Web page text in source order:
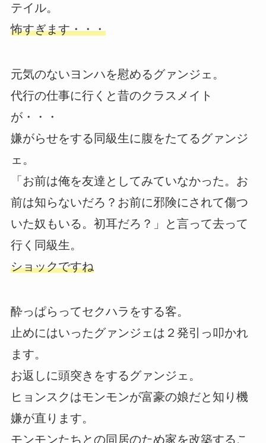
テイル。
怖すぎます・・・
元気のないヨンハを慰めるグァンジェ。
代行の仕事に行くと昔のクラスメイト
が・・・
嫌がらせをする同級生に腹をたてるグァンジ
ェ。
「お前は俺を友達としてみていなかった。お
前は知らないだろ？お前に邪険にされて傷つ
いた奴もいる。初耳だろ？」と言って去って
行く同級生。
ショックですね
酔っぱらってセクハラをする客。
止めにはいったグァンジェは２発引っ叩かれ
ます。
お返しに頭突きをするグァンジェ。
ヒョンスクはモンモンが富豪の娘だと知り機
嫌が直ります。
モンモンたちとの同居のため家を改築するこ